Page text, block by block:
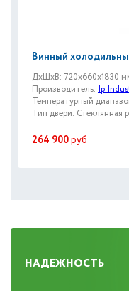
Винный
ДxШxВ: 720x660x1830
Производитель: Ip
Температурный
Тип двери: Стеклянная
264 900руб
НАДЕЖНОСТЬ